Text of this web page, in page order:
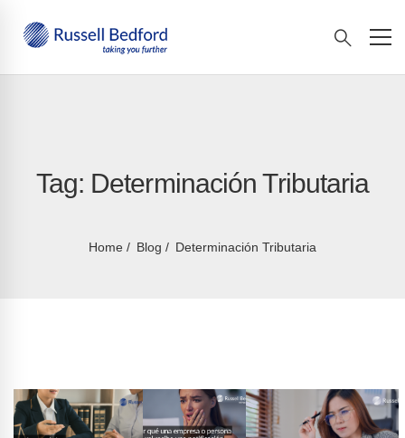
Tag: Determinación Tributaria
Home Blog Determinación Tributaria